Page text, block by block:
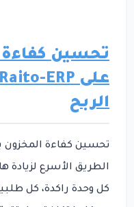
تحسين كفاءة
الربح
الطريق الأسرع لزيادة
كل وحدة راكدة، كل